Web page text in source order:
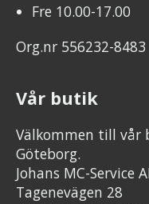
Fre 10.00-17.00
Org.nr 556232-8483
Vår butik
Välkommen till vår
Göteborg.
Johans MC-Service
Tagenevägen 28